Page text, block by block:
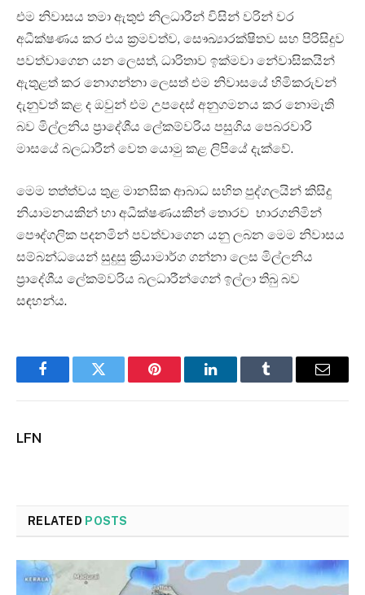
එම නිවාසය තමා ඇතුළු නිලධාරීන් විසින් වරින් වර
අධීක්ෂණය කර එය ක්‍රමවත්ව, සෞඛ්‍යාරක්ෂිතව සහ පිරිසිදුව
පවත්වාගෙන යන ලෙසත්, ධාරිතාව ඉක්මවා නේවාසිකයින්
ඇතුළත් කර නොගන්නා ලෙසත් එම නිවාසයේ හිමිකරුවන්
දැනුවත් කළ ද ඔවුන් එම උපදෙස් අනුගමනය කර නොමැති
බව මිල්ලනිය ප්‍රාදේශීය ලේකම්වරිය පසුගිය පෙබරවාරි
මාසයේ බලධාරීන් වෙත යොමු කළ ලිපියේ දැක්වේ.
මෙම තත්ත්වය තුළ මානසික ආබාධ සහිත පුද්ගලයින් කිසිදු
නියාමනයකින් හා අධීක්ෂණයකින් තොරව භාරගනිමින්
පෞද්ගලික පදනමින් පවත්වාගෙන යනු ලබන මෙම නිවාසය
සම්බන්ධයෙන් සුදුසු ක්‍රියාමාර්ග ගන්නා ලෙස මිල්ලනිය
ප්‍රාදේශීය ලේකම්වරිය බලධාරීන්ගෙන් ඉල්ලා තිබු බව
සඳහන්ය.
FacebookTwitter Pinterest LinkedInTumblr Email
LFN
RELATED POSTS